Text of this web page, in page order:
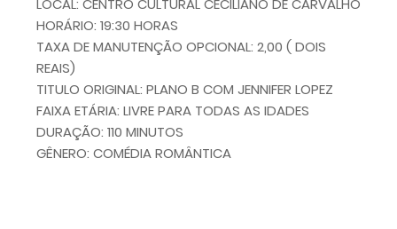
LOCAL: CENTRO CULTURAL CECILIANO DE CARVALHO
HORÁRIO: 19:30 HORAS
TAXA DE MANUTENÇÃO OPCIONAL: 2,00 ( DOIS
REAIS)
TITULO ORIGINAL: PLANO B COM JENNIFER LOPEZ
FAIXA ETÁRIA: LIVRE PARA TODAS AS IDADES
DURAÇÃO: 110 MINUTOS
GÊNERO: COMÉDIA ROMÂNTICA